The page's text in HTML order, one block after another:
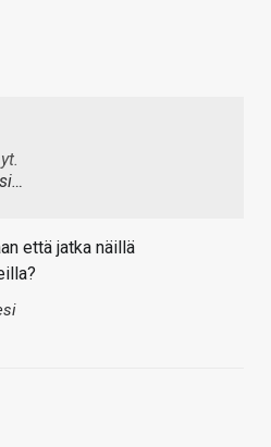
että jatka näillä